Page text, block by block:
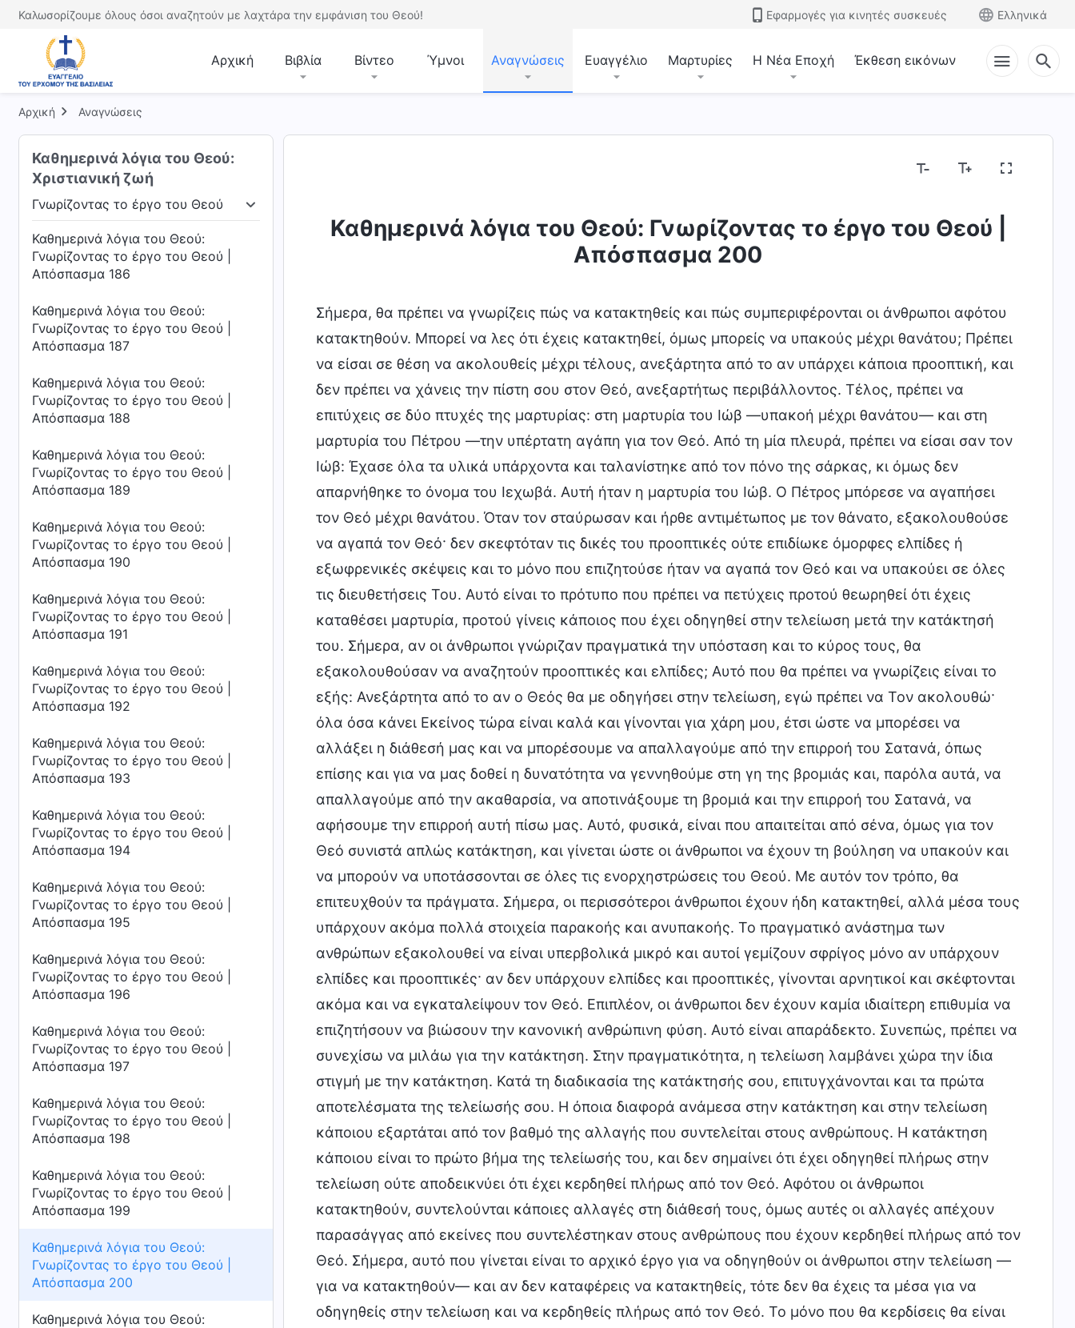
Καλωσορίζουμε όλους όσοι αναζητούν με λαχτάρα την εμφάνιση του Θεού! Εφαρμογές για κινητές συσκευές Ελληνικά
Αρχική Βιβλία Βίντεο Ύμνοι Αναγνώσεις Ευαγγέλιο Μαρτυρίες Η Νέα Εποχή Έκθεση εικόνων
Αρχική Αναγνώσεις
Καθημερινά λόγια του Θεού:
Χριστιανική ζωή
Γνωρίζοντας το έργο του Θεού
Γνωρίζοντας το έργο του Θεού Η διάθεση του Θεού και αυτό που Αυτός έχει και είναι Μυστήρια σχετικά με τη Βίβλο Εκθέτοντας
Καθημερινά λόγια του Θεού:
Γνωρίζοντας το έργο του Θεού |
Απόσπασμα 183
Γνωρίζοντας το έργο του Θεού |
Καθημερινά λόγια του Θεού:
Γνωρίζοντας το έργο του Θεού |
Απόσπασμα 185
Καθημερινά λόγια του Θεού:
Γνωρίζοντας το έργο του Θεού |
Απόσπασμα 186
Καθημερινά λόγια του Θεού:
Γνωρίζοντας το έργο του Θεού |
Απόσπασμα 187
Καθημερινά λόγια του Θεού:
Γνωρίζοντας το έργο του Θεού |
Απόσπασμα 188
Καθημερινά λόγια του Θεού:
Γνωρίζοντας το έργο του Θεού |
Απόσπασμα 189
Καθημερινά λόγια του Θεού:
Γνωρίζοντας το έργο του Θεού |
Απόσπασμα 190
Καθημερινά λόγια του Θεού:
Γνωρίζοντας το έργο του Θεού |
Απόσπασμα 191
Καθημερινά λόγια του Θεού:
Γνωρίζοντας το έργο του Θεού |
Απόσπασμα 192
Καθημερινά λόγια του Θεού:
Γνωρίζοντας το έργο του Θεού |
Απόσπασμα 193
Καθημερινά λόγια του Θεού:
Γνωρίζοντας το έργο του Θεού |
Απόσπασμα 194
Καθημερινά λόγια του Θεού:
Γνωρίζοντας το έργο του Θεού |
Απόσπασμα 195
Καθημερινά λόγια του Θεού:
Γνωρίζοντας το έργο του Θεού |
Απόσπασμα 196
Καθημερινά λόγια του Θεού:
Γνωρίζοντας το έργο του Θεού |
Απόσπασμα 197
Καθημερινά λόγια του Θεού:
Γνωρίζοντας το έργο του Θεού |
Απόσπασμα 198
Καθημερινά λόγια του Θεού:
Γνωρίζοντας το έργο του Θεού |
Απόσπασμα 199
Καθημερινά λόγια του Θεού:
Γνωρίζοντας το έργο του Θεού |
Απόσπασμα 200
Καθημερινά λόγια του Θεού:
Καθημερινά λόγια του Θεού: Γνωρίζοντας το έργο του Θεού |
Απόσπασμα 200
Σήμερα, θα πρέπει να γνωρίζεις πώς να κατακτηθείς και πώς συμπεριφέρονται οι άνθρωποι αφότου
κατακτηθούν. Μπορεί να λες ότι έχεις κατακτηθεί, όμως μπορείς να υπακούς μέχρι θανάτου; Πρέπει
να είσαι σε θέση να ακολουθείς μέχρι τέλους, ανεξάρτητα από το αν υπάρχει κάποια προοπτική, και
δεν πρέπει να χάνεις την πίστη σου στον Θεό, ανεξαρτήτως περιβάλλοντος. Τέλος, πρέπει να
επιτύχεις σε δύο πτυχές της μαρτυρίας: στη μαρτυρία του Ιώβ —υπακοή μέχρι θανάτου— και στη
μαρτυρία του Πέτρου —την υπέρτατη αγάπη για τον Θεό. Από τη μία πλευρά, πρέπει να είσαι σαν τον
Ιώβ: Έχασε όλα τα υλικά υπάρχοντα και ταλανίστηκε από τον πόνο της σάρκας, κι όμως δεν
απαρνήθηκε το όνομα του Ιεχωβά. Αυτή ήταν η μαρτυρία του Ιώβ. Ο Πέτρος μπόρεσε να αγαπήσει
τον Θεό μέχρι θανάτου. Όταν τον σταύρωσαν και ήρθε αντιμέτωπος με τον θάνατο, εξακολουθούσε
να αγαπά τον Θεό· δεν σκεφτόταν τις δικές του προοπτικές ούτε επιδίωκε όμορφες ελπίδες ή
εξωφρενικές σκέψεις και το μόνο που επιζητούσε ήταν να αγαπά τον Θεό και να υπακούει σε όλες
τις διευθετήσεις Του. Αυτό είναι το πρότυπο που πρέπει να πετύχεις προτού θεωρηθεί ότι έχεις
καταθέσει μαρτυρία, προτού γίνεις κάποιος που έχει οδηγηθεί στην τελείωση μετά την κατάκτησή
του. Σήμερα, αν οι άνθρωποι γνώριζαν πραγματικά την υπόσταση και το κύρος τους, θα
εξακολουθούσαν να αναζητούν προοπτικές και ελπίδες; Αυτό που θα πρέπει να γνωρίζεις είναι το
εξής: Ανεξάρτητα από το αν ο Θεός θα με οδηγήσει στην τελείωση, εγώ πρέπει να Τον ακολουθώ·
όλα όσα κάνει Εκείνος τώρα είναι καλά και γίνονται για χάρη μου, έτσι ώστε να μπορέσει να
αλλάξει η διάθεσή μας και να μπορέσουμε να απαλλαγούμε από την επιρροή του Σατανά, όπως
επίσης και για να μας δοθεί η δυνατότητα να γεννηθούμε στη γη της βρομιάς και, παρόλα αυτά, να
απαλλαγούμε από την ακαθαρσία, να αποτινάξουμε τη βρομιά και την επιρροή του Σατανά, να
αφήσουμε την επιρροή αυτή πίσω μας. Αυτό, φυσικά, είναι που απαιτείται από σένα, όμως για τον
Θεό συνιστά απλώς κατάκτηση, και γίνεται ώστε οι άνθρωποι να έχουν τη βούληση να υπακούν και
να μπορούν να υποτάσσονται σε όλες τις ενορχηστρώσεις του Θεού. Με αυτόν τον τρόπο, θα
επιτευχθούν τα πράγματα. Σήμερα, οι περισσότεροι άνθρωποι έχουν ήδη κατακτηθεί, αλλά μέσα τους
υπάρχουν ακόμα πολλά στοιχεία παρακοής και ανυπακοής. Το πραγματικό ανάστημα των
ανθρώπων εξακολουθεί να είναι υπερβολικά μικρό και αυτοί γεμίζουν σφρίγος μόνο αν υπάρχουν
ελπίδες και προοπτικές· αν δεν υπάρχουν ελπίδες και προοπτικές, γίνονται αρνητικοί και σκέφτονται
ακόμα και να εγκαταλείψουν τον Θεό. Επιπλέον, οι άνθρωποι δεν έχουν καμία ιδιαίτερη επιθυμία να
επιζητήσουν να βιώσουν την κανονική ανθρώπινη φύση. Αυτό είναι απαράδεκτο. Συνεπώς, πρέπει να
συνεχίσω να μιλάω για την κατάκτηση. Στην πραγματικότητα, η τελείωση λαμβάνει χώρα την ίδια
στιγμή με την κατάκτηση. Κατά τη διαδικασία της κατάκτησής σου, επιτυγχάνονται και τα πρώτα
αποτελέσματα της τελείωσής σου. Η όποια διαφορά ανάμεσα στην κατάκτηση και στην τελείωση
κάποιου εξαρτάται από τον βαθμό της αλλαγής που συντελείται στους ανθρώπους. Η κατάκτηση
κάποιου είναι το πρώτο βήμα της τελείωσής του, και δεν σημαίνει ότι έχει οδηγηθεί πλήρως στην
τελείωση ούτε αποδεικνύει ότι έχει κερδηθεί πλήρως από τον Θεό. Αφότου οι άνθρωποι
κατακτηθούν, συντελούνται κάποιες αλλαγές στη διάθεσή τους, όμως αυτές οι αλλαγές απέχουν
παρασάγγας από εκείνες που συντελέστηκαν στους ανθρώπους που έχουν κερδηθεί πλήρως από τον
Θεό. Σήμερα, αυτό που γίνεται είναι το αρχικό έργο για να οδηγηθούν οι άνθρωποι στην τελείωση —
για να κατακτηθούν— και αν δεν καταφέρεις να κατακτηθείς, τότε δεν θα έχεις τα μέσα για να
οδηγηθείς στην τελείωση και να κερδηθείς πλήρως από τον Θεό. Το μόνο που θα κερδίσεις θα είναι